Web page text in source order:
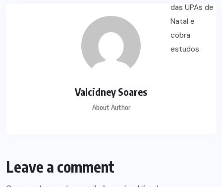
Valcidney Soares
About Author
Leave a comment